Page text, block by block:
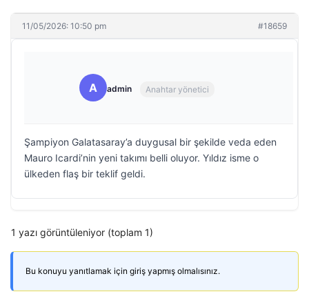
11/05/2026: 10:50 pm #18659
A admin Anahtar yönetici
Şampiyon Galatasaray’a duygusal bir şekilde veda eden
Mauro Icardi’nin yeni takımı belli oluyor. Yıldız isme o
ülkeden flaş bir teklif geldi.
1 yazı görüntüleniyor (toplam 1)
Bu konuyu yanıtlamak için giriş yapmış olmalısınız.